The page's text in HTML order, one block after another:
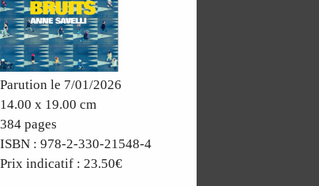
Parution le 7/01/2026
14.00 x 19.00 cm
384 pages
ISBN : 978-2-330-21548-4
Prix indicatif : 23.50€